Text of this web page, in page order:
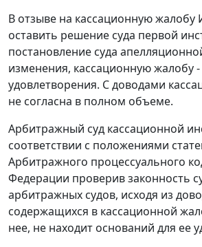
В отзыве на кассационную жалобу
оставить решение суда первой
постановление суда
изменения, кассационную жалобу -
удовлетворения. С доводами
не согласна в полном объеме.
Арбитражный суд кассационной
соответствии с положениями
Арбитражного процессуального
Федерации проверив законность
арбитражных судов, исходя из
содержащихся в кассационной
нее, не находит оснований для ее